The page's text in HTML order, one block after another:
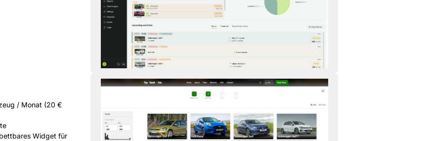
/ Monat (20 €
Widget für